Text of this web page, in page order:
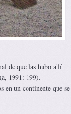
de que las hubo allí
1991: 199).
en un continente que se